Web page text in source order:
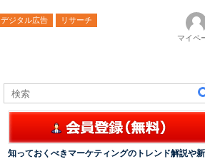
デジタル広告
リサーチ
マイペ
知っておくべきマーケティングのトレンド解説や